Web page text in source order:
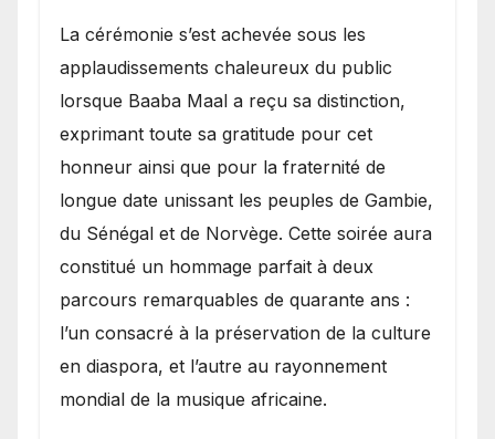
​La cérémonie s’est achevée sous les
applaudissements chaleureux du public
lorsque Baaba Maal a reçu sa distinction,
exprimant toute sa gratitude pour cet
honneur ainsi que pour la fraternité de
longue date unissant les peuples de Gambie,
du Sénégal et de Norvège. Cette soirée aura
constitué un hommage parfait à deux
parcours remarquables de quarante ans :
l’un consacré à la préservation de la culture
en diaspora, et l’autre au rayonnement
mondial de la musique africaine.